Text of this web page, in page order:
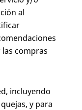
al
compras
incluyendo
y para